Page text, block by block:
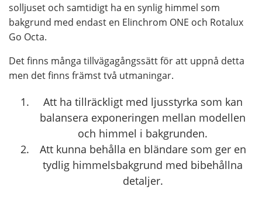
solljuset och samtidigt ha en synlig himmel som
bakgrund med endast en Elinchrom ONE och Rotalux
Go Octa.
Det finns många tillvägagångssätt för att uppnå detta
men det finns främst två utmaningar.
Att ha tillräckligt med ljusstyrka som kan
balansera exponeringen mellan modellen
och himmel i bakgrunden.
Att kunna behålla en bländare som ger en
tydlig himmelsbakgrund med bibehållna
detaljer.